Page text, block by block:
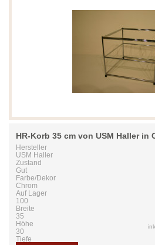
HR-Korb 35 cm von USM Haller in
Hersteller
USM Haller
Zustand
Gut
Farbe/Dekor
Chrom
Auf Lager
100
Breite
35
Höhe
30
Tiefe